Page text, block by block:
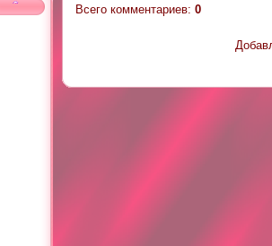
Всего комментариев: 0